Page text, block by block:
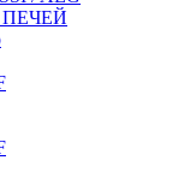
ПЕЧЕЙ